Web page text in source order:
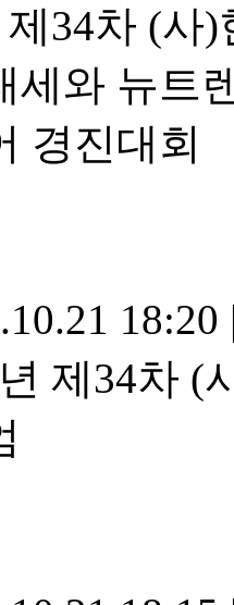
34차 (사
세와 뉴트
경진대회
18:20
제34차 (